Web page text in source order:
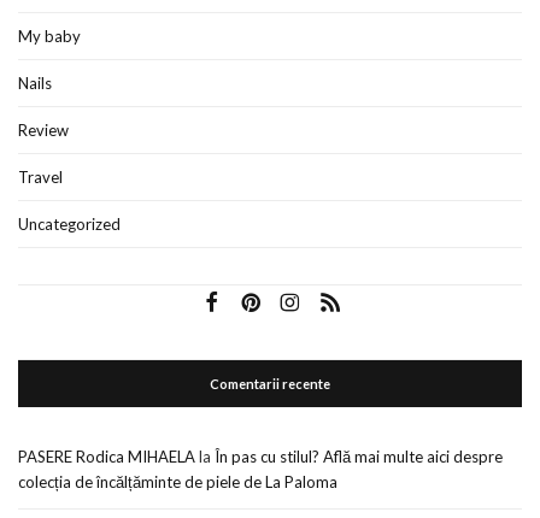
My baby
Nails
Review
Travel
Uncategorized
Comentarii recente
PASERE Rodica MIHAELAla În pas cu stilul? Află mai multe aici despre
colecția de încălțăminte de piele de La Paloma